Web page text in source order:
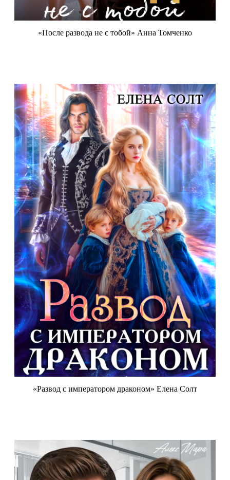
«После развода не с тобой» Анна Томченко
«Развод с императором драконом» Елена Солт